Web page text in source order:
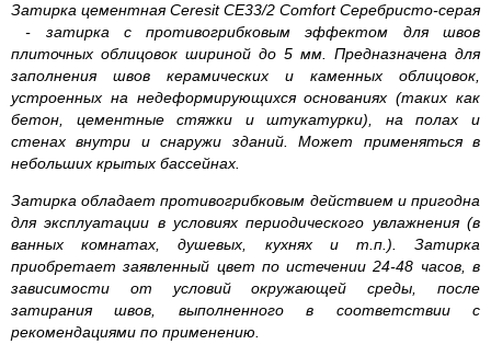
Затирка цементная Ceresit СЕ33/2 Comfort Серебристо-серая
- затирка с противогрибковым эффектом для швов
плиточных облицовок шириной до 5 мм. Предназначена для
заполнения швов керамических и каменных облицовок,
устроенных на недеформирующихся основаниях (таких как
бетон, цементные стяжки и штукатурки), на полах и
стенах внутри и снаружи зданий. Может применяться в
небольших крытых бассейнах.
Затирка обладает противогрибковым действием и пригодна
для эксплуатации в условиях периодического увлажнения (в
ванных комнатах, душевых, кухнях и т.п.). Затирка
приобретает заявленный цвет по истечении 24-48 часов, в
зависимости от условий окружающей среды, после
затирания швов, выполненного в соответствии с
рекомендациями по применению.